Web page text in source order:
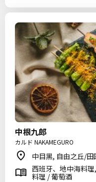
中根九郎
カルド NAKAMEGURO
中目黑, 自由之丘/
西班牙、地中海料
料理 / 葡萄酒